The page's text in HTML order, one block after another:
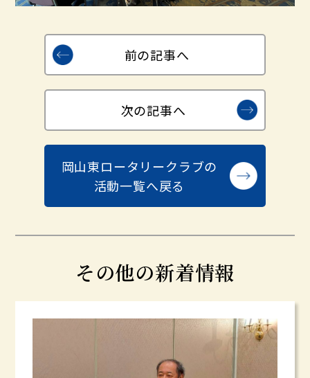
前の記事へ
岡山東ロータリークラブの
活動一覧へ戻る
次の記事へ
その他の新着情報